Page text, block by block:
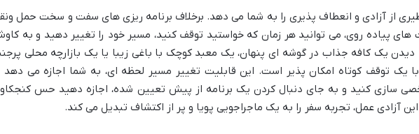
از آزادی و انعطاف پذیری را به شما می دهد. برخلاف برنامه ریزی های سفت و سخت حمل
پیاده روی، می توانید هر زمان که خواستید توقف کنید، مسیر خود را تغییر دهید و به
یک کافه جذاب در گوشه ای پنهان، یک معبد کوچک با باغی زیبا یا یک بازارچه محلی
یک توقف کوتاه امکان پذیر است. این قابلیت تغییر مسیر لحظه ای، به شما اجازه می دهد
سازی کنید و به جای دنبال کردن یک برنامه از پیش تعیین شده، اجازه دهید حس
آزادی عمل، تجربه سفر را به یک ماجراجویی پویا و پر از اکتشاف تبدیل می کند.